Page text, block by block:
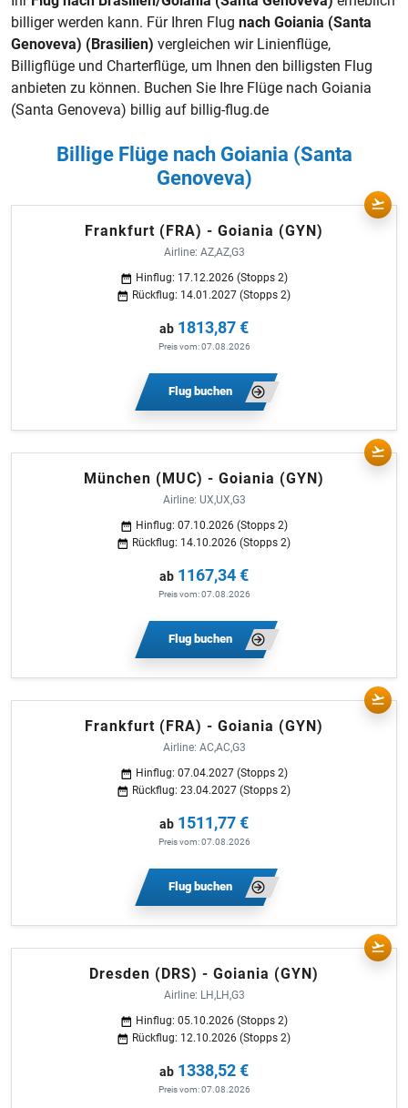
billiger werden kann. Für Ihren Flug nach Goiania (Santa
Genoveva) (Brasilien) vergleichen wir Linienflüge,
Billigflüge und Charterflüge, um Ihnen den billigsten Flug
anbieten zu können. Buchen Sie Ihre Flüge nach Goiania
(Santa Genoveva) billig auf billig-flug.de
Billige Flüge nach Goiania (Santa
Genoveva)
Frankfurt (FRA) - Goiania (GYN)
Airline: AZ,AZ,G3
Hinflug: 17.12.2026 (Stopps 2)
Rückflug: 14.01.2027 (Stopps 2)
ab 1813,87 €
Preis vom: 07.08.2026
Flug buchen
München (MUC) - Goiania (GYN)
Airline: UX,UX,G3
Hinflug: 07.10.2026 (Stopps 2)
Rückflug: 14.10.2026 (Stopps 2)
ab 1167,34 €
Preis vom: 07.08.2026
Flug buchen
Frankfurt (FRA) - Goiania (GYN)
Airline: AC,AC,G3
Hinflug: 07.04.2027 (Stopps 2)
Rückflug: 23.04.2027 (Stopps 2)
ab 1511,77 €
Preis vom: 07.08.2026
Flug buchen
Dresden (DRS) - Goiania (GYN)
Airline: LH,LH,G3
Hinflug: 05.10.2026 (Stopps 2)
Rückflug: 12.10.2026 (Stopps 2)
ab 1338,52 €
Preis vom: 07.08.2026